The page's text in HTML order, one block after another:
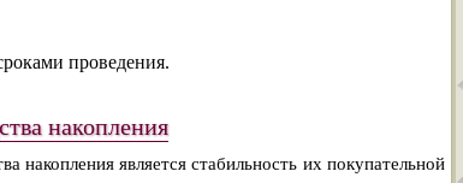
проведения.
накопления
является стабильность их покупательной